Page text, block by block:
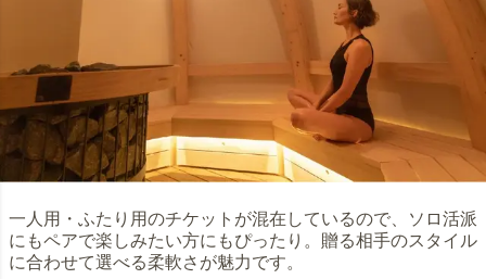
一人用・ふたり用のチケットが混在しているので、ソロ活派
にもペアで楽しみたい方にもぴったり。贈る相手のスタイル
に合わせて選べる柔軟さが魅力です。